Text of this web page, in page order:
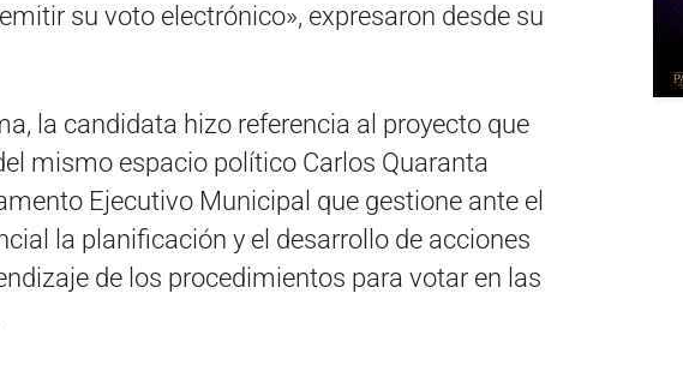
su voto electrónico», expresaron desde su
la candidata hizo referencia al proyecto que
mismo espacio político Carlos Quaranta
Ejecutivo Municipal que gestione ante el
la planificación y el desarrollo de acciones
de los procedimientos para votar en las